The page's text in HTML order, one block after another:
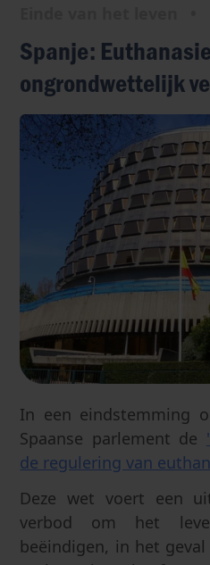
Spanje:
ongrondwettelijk
In een eindstemming
Spaanse parlement de
de regulering van
Deze wet voert een
verbod om het
beëindigen, in het